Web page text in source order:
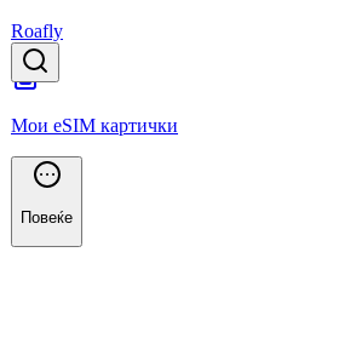
Roafly
Мои eSIM картички
Повеќе